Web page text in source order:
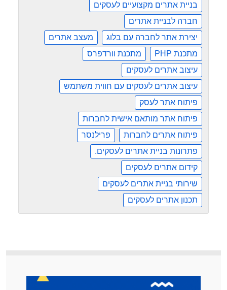
בניית אתרים מקצועיים לעסקים
חברה לבניית אתרים
יצירת אתר לחברה עם בלוג
מעצב אתרים
מתכנת PHP
מתכנת וורדפרס
עיצוב אתרים לעסקים
עיצוב אתרים לעסקים עם חווית משתמש
פיתוח אתר לעסק
פיתוח אתר מותאם אישית לחברות
פיתוח אתרים לחברות
פרילנסר
פתרונות בניית אתרים לעסקים.
קידום אתרים לעסקים
שירותי בניית אתרים לעסקים
תכנון אתרים לעסקים